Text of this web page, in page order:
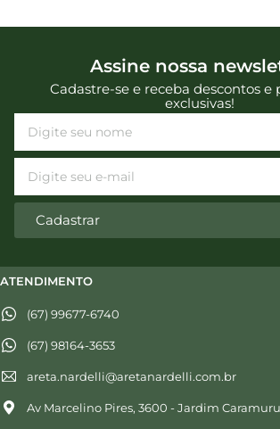
Assine nossa
Cadastre-se e receba descontos e
exclusivas!
Cadastrar
ATENDIMENTO
(67) 99677-6740
(67) 98164-3653
areta.nardelli@aretanardelli.com.br
Av Marcelino Pires, 3600 - Jardim